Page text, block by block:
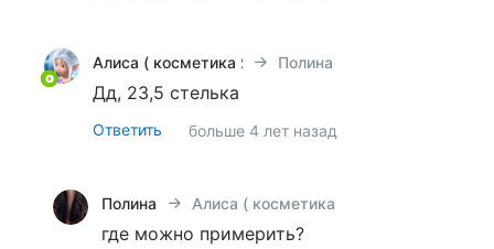
Алиса ( косметика Янс*ен, дет одеж. Моне)
Полина
Дд, 23,5 стелька
Ответить больше 4 лет назад
Полина Алиса ( косметика Янс*ен, дет одеж.
где можно примерить?